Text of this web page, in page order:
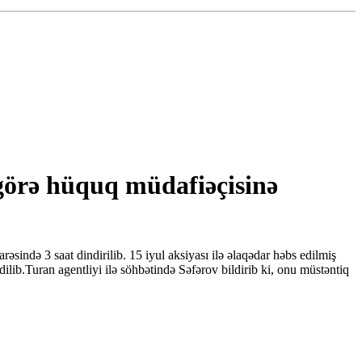
hüquq müdafiəçisinə
3 saat dindirilib. 15 iyul aksiyası ilə əlaqədar həbs edilmiş
agentliyi ilə söhbətində Səfərov bildirib ki, onu müstəntiq